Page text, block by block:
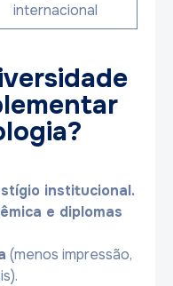
internacional
institucional.
e diplomas
(menos impressão,